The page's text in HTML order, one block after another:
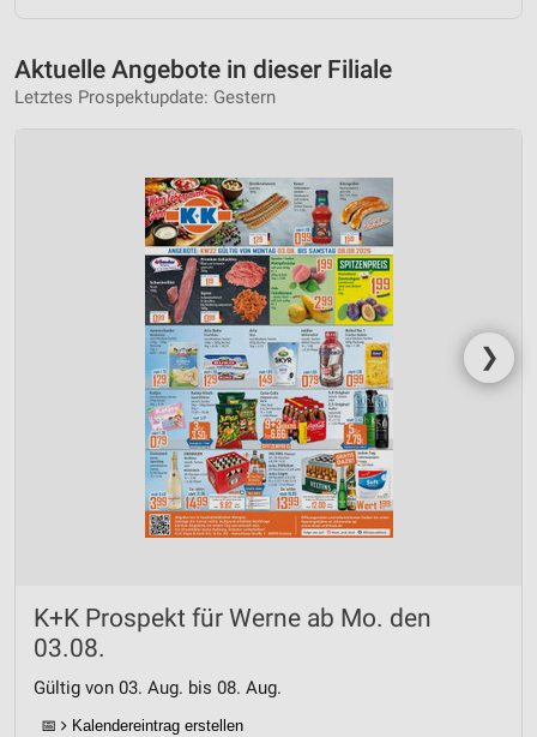
Aktuelle Angebote in dieser Filiale
Letztes Prospektupdate: Gestern
❯
K+K Prospekt für Werne ab Mo. den
03.08.
Gültig von 03. Aug. bis 08. Aug.
📅 Kalendereintrag erstellen